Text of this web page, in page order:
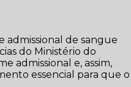
admissional de sangue
do Ministério do
admissional e, assim,
essencial para que o